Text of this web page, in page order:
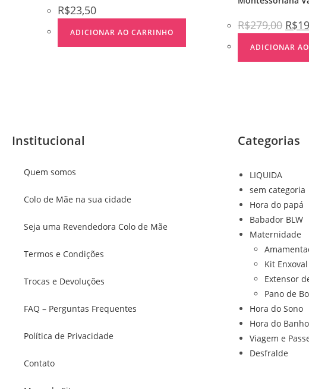
R$23,50
ADICIONAR AO CARRINHO
R$279,00 R$
ADICIONAR
Institucional
Quem somos
Colo de Mãe na sua cidade
Seja uma Revendedora Colo de Mãe
Termos e Condições
Trocas e Devoluções
FAQ – Perguntas Frequentes
Política de Privacidade
Contato
Categorias
LIQUIDA
sem categoria
Hora do papá
Babador BLW
Maternidade
Kit Enxoval
Extensor
Pano de
Hora do Sono
Hora do
Viagem e
Desfralde